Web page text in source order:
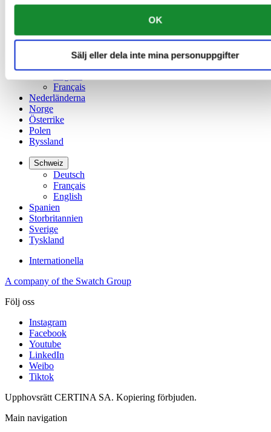
OK
Sälj eller dela inte mina personuppgifter
Irland
简体中文
Français
Nederländerna
Norge
Österrike
Polen
Ryssland
Schweiz
Deutsch
Français
English
Spanien
Storbritannien
Sverige
Tyskland
Internationella
A company of the Swatch Group
Följ oss
Instagram
Facebook
Youtube
LinkedIn
Weibo
Tiktok
Upphovsrätt CERTINA SA. Kopiering förbjuden.
Main navigation